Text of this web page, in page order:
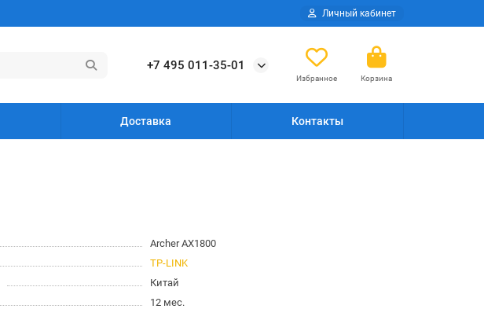
Личный кабинет
+7 495 011-35-01
Избранное Корзина
Доставка Контакты
Archer AX1800
TP-LINK
Китай
12 мес.